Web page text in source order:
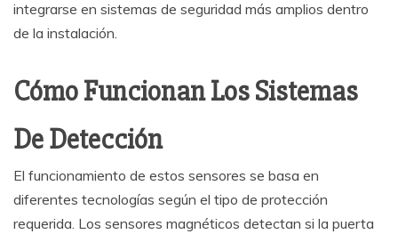
integrarse en sistemas de seguridad más amplios dentro
de la instalación.
Cómo Funcionan Los Sistemas
De Detección
El funcionamiento de estos sensores se basa en
diferentes tecnologías según el tipo de protección
requerida. Los sensores magnéticos detectan si la puerta